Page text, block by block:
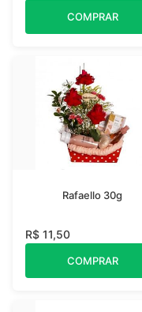
COMPRAR
Rafaello 30g
R$ 11,50
COMPRAR